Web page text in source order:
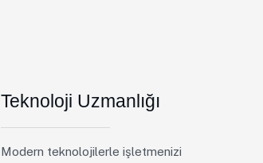
Teknoloji Uzmanlığı
Modern teknolojilerle işletmenizi